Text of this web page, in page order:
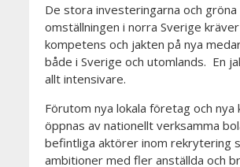
De stora investeringarna och gröna
omställningen i norra Sverige
kompetens och jakten på nya
både i Sverige och utomlands. En
allt intensivare.
Förutom nya lokala företag och nya
öppnas av nationellt verksamma
befintliga aktörer inom rekrytering
ambitioner med fler anställda och